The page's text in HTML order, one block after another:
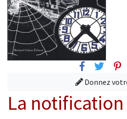
Facebook
Donnez
La notification